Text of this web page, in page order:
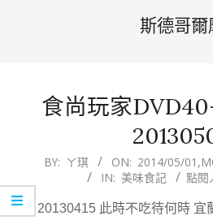
斯德哥爾
食尚玩家
2014-
01
BY: ㄚ琪 ON: 2014/05/01
IN: 美味食記 點閱
20130415 此時不吃待何時 宜